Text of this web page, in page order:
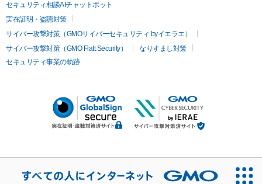
セキュリティ相談AIチャットボット
実在証明・盗聴対策
サイバー攻撃対策（GMOサイバーセキュリティ byイエラエ）
サイバー攻撃対策（GMO Flatt Security）
なりすまし対策
セキュリティ事業の軌跡